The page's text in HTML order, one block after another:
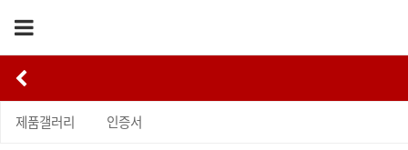
제품갤러리 인증서